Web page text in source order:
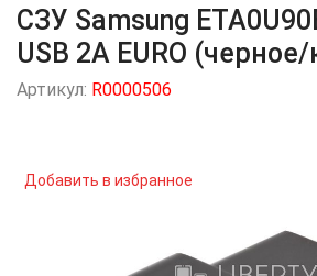
СЗУ Samsung
USB 2А EURO
Артикул: R0000506
Добавить в избранное